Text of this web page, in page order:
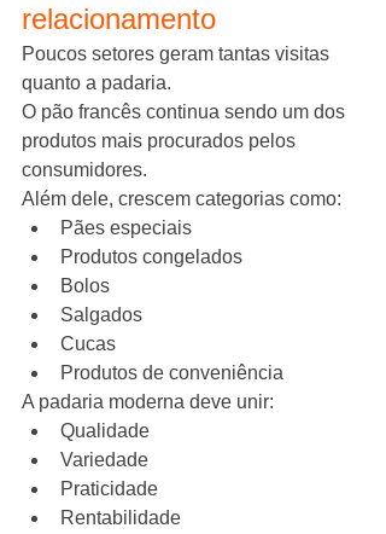
relacionamento
Poucos setores geram tantas visitas
quanto a padaria.
O pão francês continua sendo um dos
produtos mais procurados pelos
consumidores.
Além dele, crescem categorias como:
Pães especiais
Produtos congelados
Bolos
Salgados
Cucas
Produtos de conveniência
A padaria moderna deve unir:
Qualidade
Variedade
Praticidade
Rentabilidade